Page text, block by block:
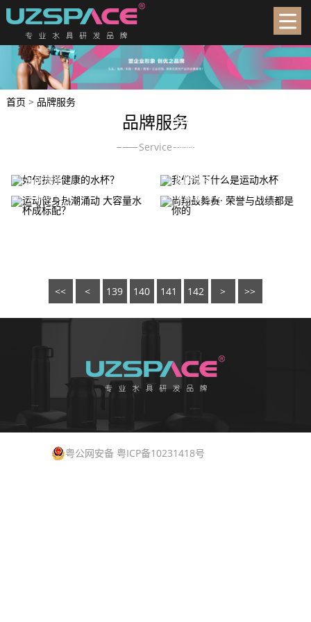
首页 > 品牌服务
品牌服务
Service
如何抉择健康的水杯？
我们说下什么是运动水
杯
品牌服务
运动健身热潮涌动 大
品牌服务
了解更多
尚翔鼓舞赛· 荣誉与战
品牌服务
了解更多
<< < 139 140 141 142 > >>
粤公网安备 粤ICP备10231418号